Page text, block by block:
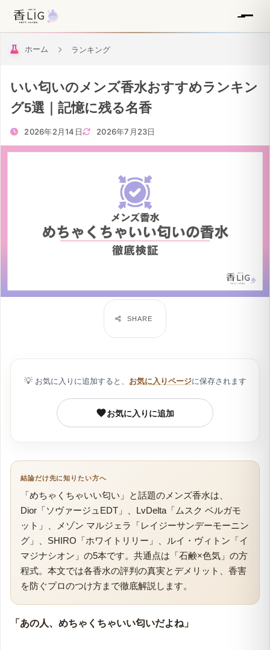
ホーム ランキング
いい匂いのメンズ香水おすすめランキン
グ5選｜記憶に残る名香
2026年2月14日 2026年7月23日
💡 お気に入りに追加すると、 お気に入りページに保存されます
お気に入りに追加
結論だけ先に知りたい方へ
「めちゃくちゃいい匂い」と話題のメンズ香水は、
Dior「ソヴァージュEDT」、LvDelta「ムスク ベルガモ
ット」、メゾン マルジェラ「レイジーサンデーモーニン
グ」、SHIRO「ホワイトリリー」、ルイ・ヴィトン「イ
マジナシオン」の5本です。共通点は「石鹸×色気」の方
程式。本文では各香水の評判の真実とデメリット、香害
を防ぐプロのつけ方まで徹底解説します。
「あの人、めちゃくちゃいい匂いだよね」